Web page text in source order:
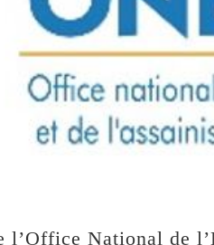
l’Office National de